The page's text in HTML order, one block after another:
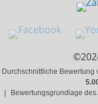
Durchschnittliche Bewertung
Bewertungsgrundlage